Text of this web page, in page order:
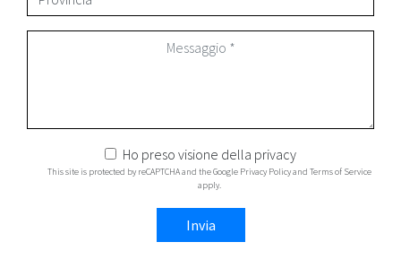
Ho preso visione della privacy
This site is protected by reCAPTCHA and the Google Privacy Policyand Terms of Service
apply.
Invia